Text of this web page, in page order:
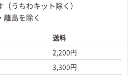
うちわキット除く）
島を除く
送料
2,200円
3,300円